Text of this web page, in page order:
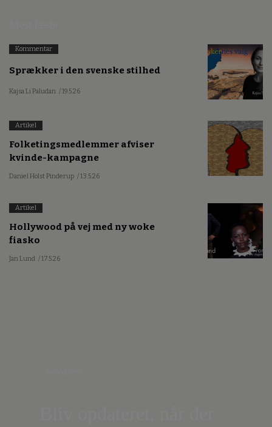
Kommentar
Sprækker i den svenske stilhed
Kajsa Li Paludan / 19.5.26
Artikel
Folketingsmedlemmer afviser
kvinde-kampagne
Daniel Holst Pinderup / 13.5.26
Artikel
Hollywood på vej med ny woke
fiasko
Jan Lund / 17.5.26